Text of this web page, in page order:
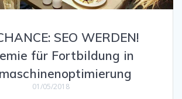
SEO WERDEN!
für Fortbildung in
01/05/2018